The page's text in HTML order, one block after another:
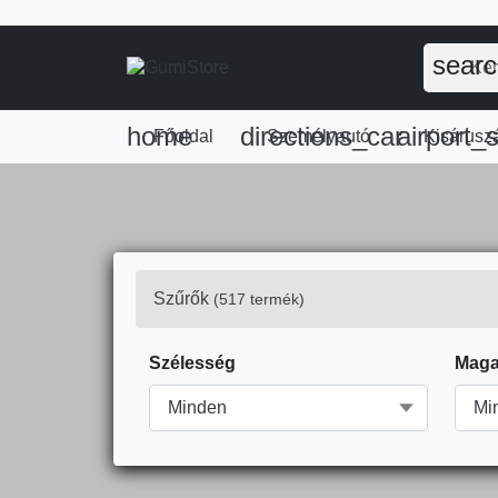
home
Főoldal directions_car
Személyautó
Szűrők (517 termék)
Szélesség